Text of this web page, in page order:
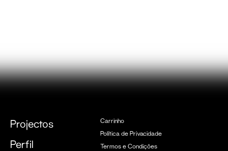
Projectos
Perfil
Carrinho
Política de Privacidade
Termos e Condições